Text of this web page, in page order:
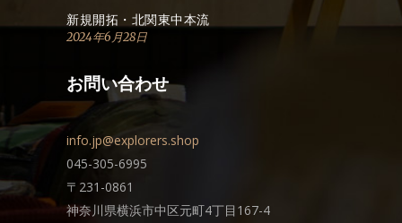
新規開拓・北関東中本流
2024年6月28日
お問い合わせ
info.jp@explorers.shop
045-305-6995
〒231-0861
神奈川県横浜市中区元町4丁目167-4